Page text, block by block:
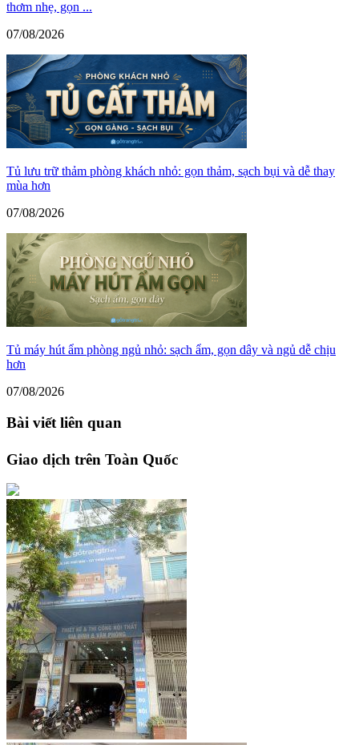
thơm nhẹ, gọn ...
07/08/2026
Tủ lưu trữ thảm phòng khách nhỏ: gọn thảm, sạch bụi và dễ thay
mùa hơn
07/08/2026
Tủ máy hút ẩm phòng ngủ nhỏ: sạch ẩm, gọn dây và ngủ dễ chịu
hơn
07/08/2026
Bài viết liên quan
Giao dịch trên Toàn Quốc